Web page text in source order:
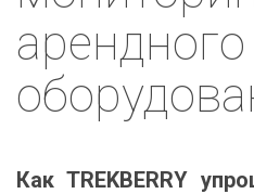
арендного
Как TREKBERRY